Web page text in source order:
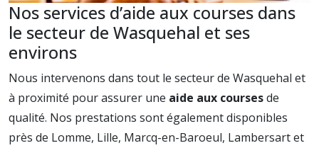
Nos services d’aide aux courses dans
le secteur de Wasquehal et ses
environs
Nous intervenons dans tout le secteur de Wasquehal et
à proximité pour assurer une aide aux coursesde
qualité. Nos prestations sont également disponibles
près de Lomme, Lille, Marcq-en-Baroeul, Lambersart et